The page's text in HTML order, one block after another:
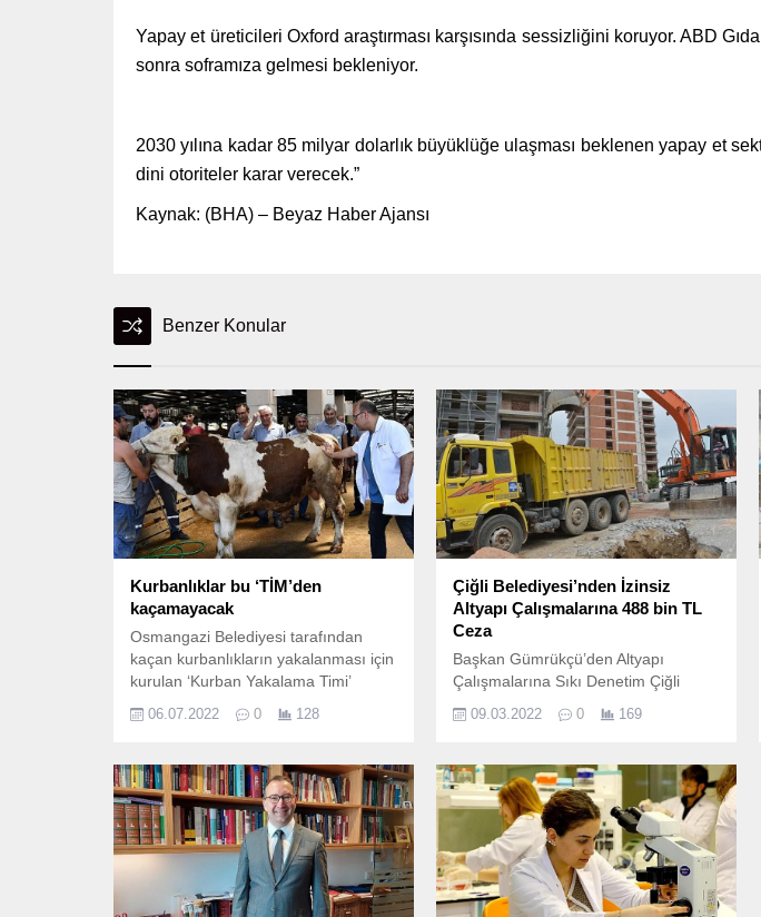
Yapay et üreticileri Oxford araştırması karşısında sessizliğini koruyor. ABD
sonra soframıza gelmesi bekleniyor.
2030 yılına kadar 85 milyar dolarlık büyüklüğe ulaşması beklenen yapay et
dini otoriteler karar verecek.”
Kaynak: (BHA) – Beyaz Haber Ajansı
Benzer Konular
Kurbanlıklar bu ‘TİM’den
kaçamayacak
Osmangazi Belediyesi tarafından
kaçan kurbanlıkların yakalanması için
kurulan ‘Kurban Yakalama Timi’
06.07.2022 0 128
Çiğli Belediyesi’nden İzinsiz
Altyapı Çalışmalarına 488 bin TL
Ceza
Başkan Gümrükçü’den Altyapı
Çalışmalarına Sıkı Denetim Çiğli
birleşiminde ilçede gerçekleşen
veren Başkan Utku Gümrükçü,
“Otoriteyi sağlama konusunda son
derece kararlıyım” dedi.
09.03.2022 0 169